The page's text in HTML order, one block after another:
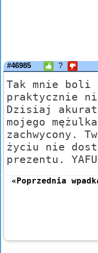
#46985 ?
Tak mnie boli
praktycznie
Dzisiaj
mojego
zachwycony.
życiu nie
prezentu.
«Poprzednia